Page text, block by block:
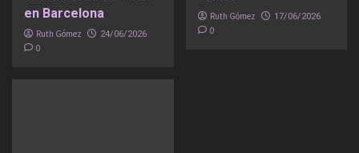
en Barcelona
Ruth Gómez 24/06/2026
0
Ruth Gómez 17/06/2026
0